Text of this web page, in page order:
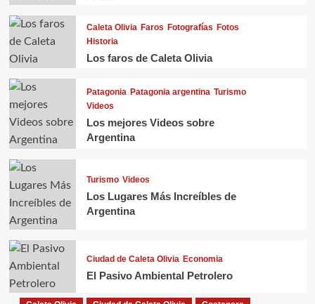
Caleta Olivia Faros Fotografías Fotos
Historia
Los faros de Caleta Olivia
Patagonia Patagonia argentina Turismo
Videos
Los mejores Videos sobre
Argentina
Turismo Videos
Los Lugares Más Increíbles de
Argentina
Ciudad de Caleta Olivia Economia
El Pasivo Ambiental Petrolero